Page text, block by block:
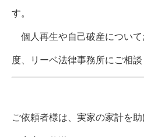
す。
個人再生や自己破産について
度、リーベ法律事務所にご相談
ご依頼者様は、実家の家計を